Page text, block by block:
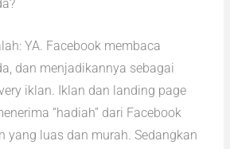
YA. Facebook membaca
dan menjadikannya sebagai
iklan. Iklan dan landing page
“hadiah” dari Facebook
yang luas dan murah. Sedangkan